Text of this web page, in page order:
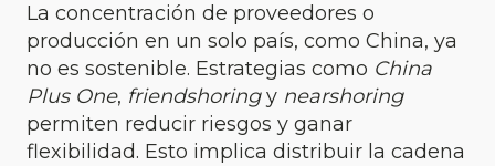
La concentración de proveedores o
producción en un solo país, como China, ya
no es sostenible. Estrategias como China
Plus One, friendshoringy nearshoring
permiten reducir riesgos y ganar
flexibilidad. Esto implica distribuir la cadena